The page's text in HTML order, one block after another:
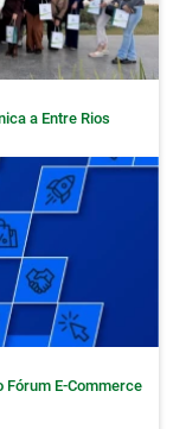
a Entre Rios
E-Commerce